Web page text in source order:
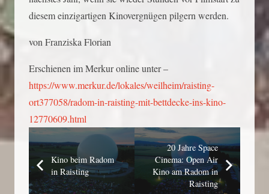
diesem einzigartigen Kinovergnügen pilgern werden.
von Franziska Florian
Erschienen im Merkur online unter –
https://www.merkur.de/lokales/weilheim/raisting-
ort377058/radom-in-raisting-mit-bettdecke-ins-kino-
12770609.html
Kino beim Radom
in Raisting
20 Jahre Space
Cinema: Open Air
Kino am Radom in
Raisting